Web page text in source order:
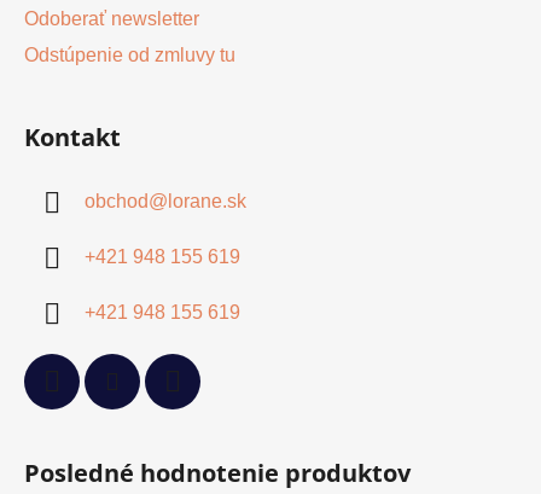
Odoberať newsletter
Odstúpenie od zmluvy tu
Kontakt
obchod@ lorane.sk
+421 948 155 619
+421 948 155 619
Posledné hodnotenie produktov